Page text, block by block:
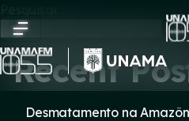
content
Pesquisar
Recent
Desmatamento na